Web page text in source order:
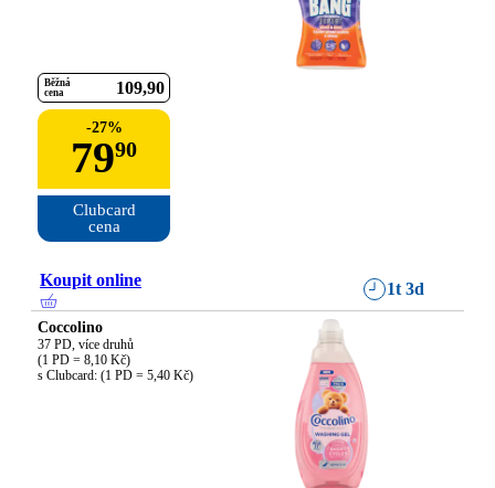
Běžná
cena
109 90
-27%
7990
Clubcard
cena
Koupit online 1t 3d
Coccolino
37 PD, více druhů
(1 PD = 8,10 Kč)
s Clubcard: (1 PD = 5,40 Kč)